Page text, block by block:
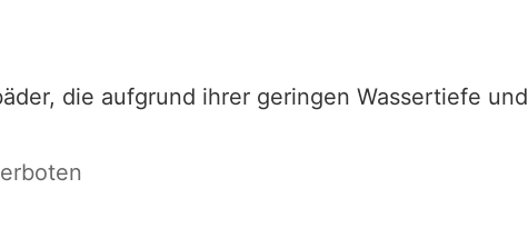
die aufgrund ihrer geringen Wassertiefe und